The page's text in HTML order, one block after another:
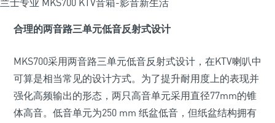
合理的两音路三单元低音反射式设计
MKS700采用两音路三单元低音反射式设计，在KTV喇叭中
可算是相当常见的设计方式。为了提升耐用度上的表现并
强化高频输出的形态，两只高音单元采用直径77mm的锥
体高音。低音单元为250 mm 纸盆低音，但纸盆结构拥有